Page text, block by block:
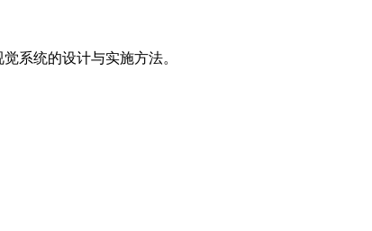
系统的设计与实施方法。